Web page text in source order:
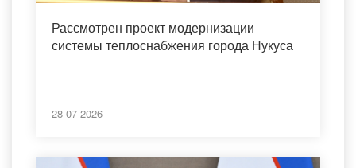
Рассмотрен проект модернизации
системы теплоснабжения города Нукуса
28-07-2026